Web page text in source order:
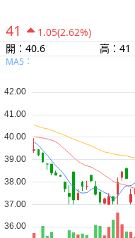
41 1.05(2.62%)
開：40.6
高：41
MA5：